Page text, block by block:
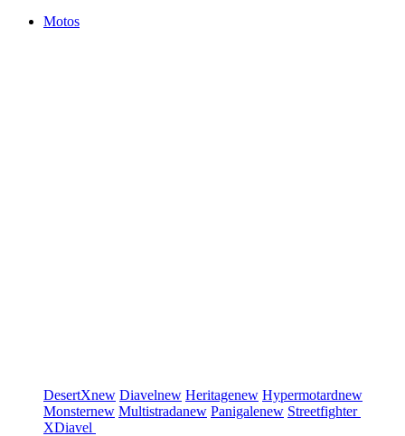
Motos
DesertXnew Diavelnew Heritagenew Hypermotardnew
Monsternew Multistradanew Panigalenew Streetfighter
XDiavel